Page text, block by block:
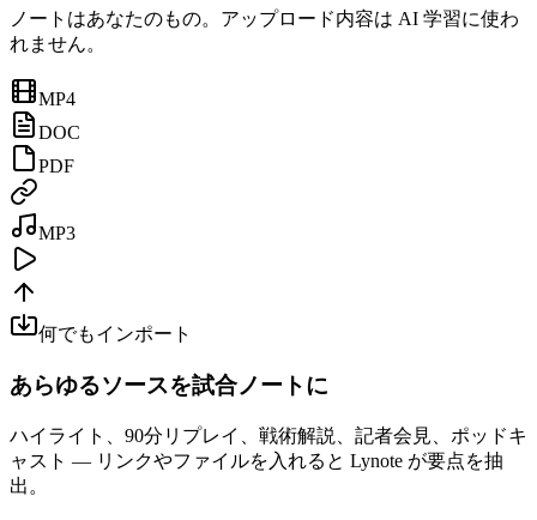
ノートはあなたのもの。アップロード内容は AI 学習に使わ
れません。
MP4
DOC
PDF
MP3
何でもインポート
あらゆるソースを試合ノートに
ハイライト、90分リプレイ、戦術解説、記者会見、ポッドキ
ャスト — リンクやファイルを入れると Lynote が要点を抽
出。